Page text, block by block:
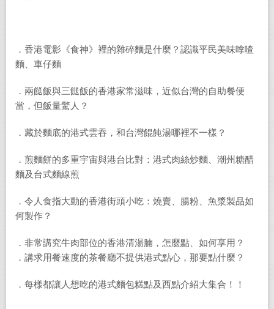
．香港電影《食神》裡的雜碎麵是什麼？認識平民美味嗱喳
麵、車仔麵
．兩餸飯與三餸飯的香港家常滋味，近似台灣的自助餐便
當，但飯量驚人？
．藏於麵底的港式雲吞，和台灣餛飩湯哪裡不一樣？
．煎麵餅的多重宇宙與港台比對：港式肉絲炒麵、潮州糖醋
麵及台式麵線煎
．令人食指大動的香港街頭小吃：燒賣、腸粉、魚漿製品如
何製作？
．非常講究牛肉部位的香港清湯腩，怎麼點、如何享用？
．講求用餐速度的茶餐廳不提供港式點心，那要點什麼？
．每樣都讓人想吃的港式麵包糕點及西點介紹大集合！！